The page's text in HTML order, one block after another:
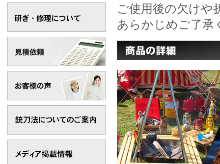
ご使用後の欠けや
あらかじめご了承